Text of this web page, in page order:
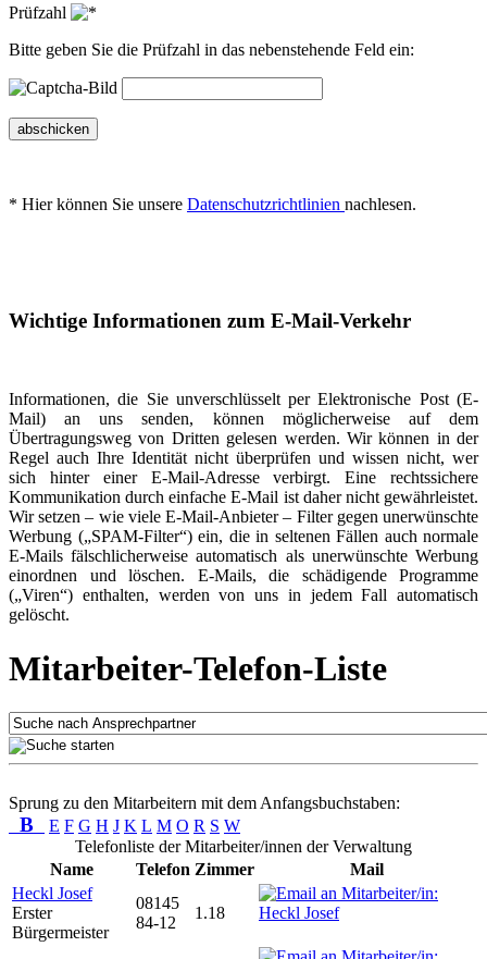
Prüfzahl
Bitte geben Sie die Prüfzahl in das nebenstehende Feld ein:
abschicken
* Hier können Sie unsere Datenschutzrichtlinien nachlesen.
Wichtige Informationen zum E-Mail-Verkehr
Informationen, die Sie unverschlüsselt per Elektronische Post (E-
Mail) an uns senden, können möglicherweise auf dem
Übertragungsweg von Dritten gelesen werden. Wir können in der
Regel auch Ihre Identität nicht überprüfen und wissen nicht, wer
sich hinter einer E-Mail-Adresse verbirgt. Eine rechtssichere
Kommunikation durch einfache E-Mail ist daher nicht gewährleistet.
Wir setzen – wie viele E-Mail-Anbieter – Filter gegen unerwünschte
Werbung („SPAM-Filter“) ein, die in seltenen Fällen auch normale
E-Mails fälschlicherweise automatisch als unerwünschte Werbung
einordnen und löschen. E-Mails, die schädigende Programme
(„Viren“) enthalten, werden von uns in jedem Fall automatisch
gelöscht.
Mitarbeiter-Telefon-Liste
Sprung zu den Mitarbeitern mit dem Anfangsbuchstaben:
B E F G H J K L M O R S W
Telefonliste der Mitarbeiter/innen der Verwaltung
Name
Telefon Zimmer
Mail
Heckl Josef
Erster
Bürgermeister
08145
84-12
1.18